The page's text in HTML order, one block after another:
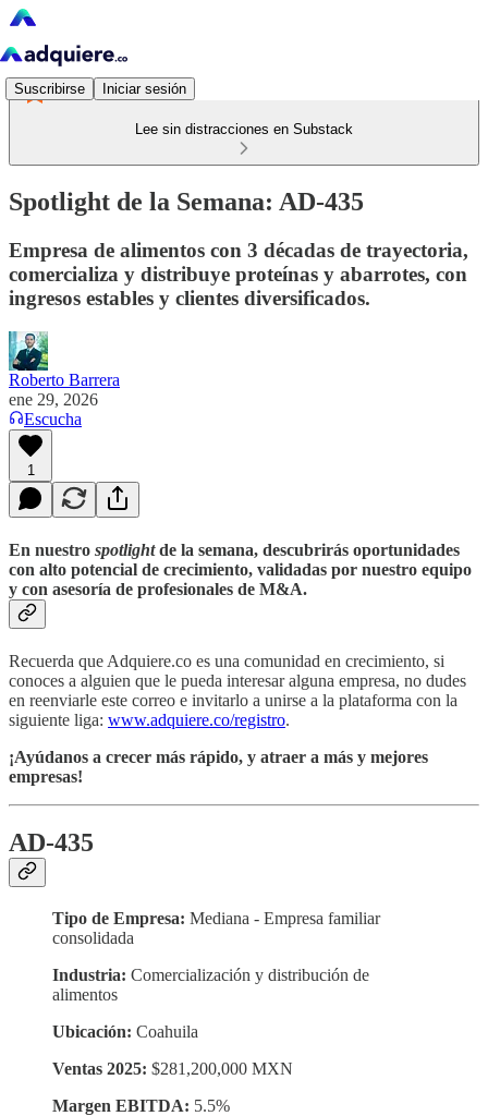
Suscribirse Iniciar sesión
Lee sin distracciones en Substack
Spotlight de la Semana: AD-435
Empresa de alimentos con 3 décadas de trayectoria,
comercializa y distribuye proteínas y abarrotes, con
ingresos estables y clientes diversificados.
Roberto Barrera
ene 29, 2026
Escucha
1
En nuestro spotlightde la semana, descubrirás oportunidades
con alto potencial de crecimiento, validadas por nuestro equipo
y con asesoría de profesionales de M&A.
Recuerda que Adquiere.co es una comunidad en crecimiento, si
conoces a alguien que le pueda interesar alguna empresa, no dudes
en reenviarle este correo e invitarlo a unirse a la plataforma con la
siguiente liga: www.adquiere.co/registro.
¡Ayúdanos a crecer más rápido, y atraer a más y mejores
empresas!
AD-435
Tipo de Empresa: Mediana - Empresa familiar
consolidada
Industria: Comercialización y distribución de
alimentos
Ubicación: Coahuila
Ventas 2025: $281,200,000 MXN
Margen EBITDA: 5.5%